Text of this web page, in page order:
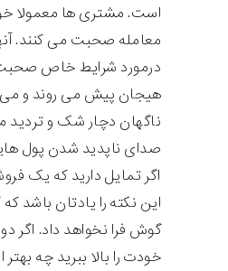
است. مشتری ها معمولا
معامله صحبت می کنند.
درمورد شرایط خاص صحبت
هیجان پیش می روند و می
ناگهان دچار شک و تردید
صدای ناپدید شدن پول
اگر تمایل دارید که یک
این نکته را یادتان باشد
گوش فرا نخواهد داد. اگر
خودت را بالا ببرید چه